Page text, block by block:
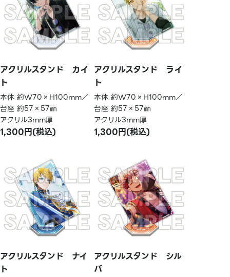
アクリルスタンド カイ
ト
本体 約W70×H100mm／
台座 約57×57㎜
アクリル3mm厚
1,300円(税込)
アクリルスタンド ライ
ト
本体 約W70×H100mm／
台座 約57×57㎜
アクリル3mm厚
1,300円(税込)
アクリルスタンド ナイ
ト
アクリルスタンド シル
バ